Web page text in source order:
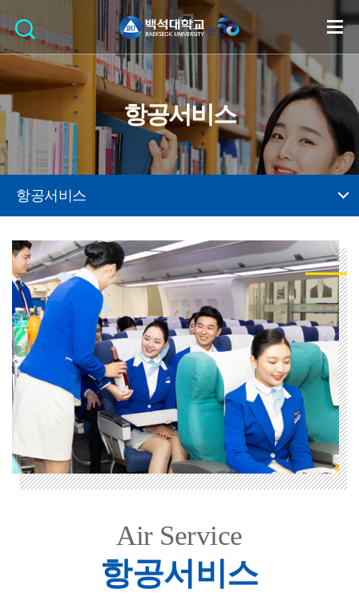
항공서비스
항공서비스
Air Service
항공서비스